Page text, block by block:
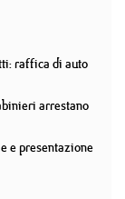
raffica di auto
arrestano
e presentazione